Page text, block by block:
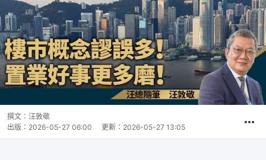
撰文： 汪敦敬
出版： 2026-05-27 06:00 更新： 2026-05-27 13:05